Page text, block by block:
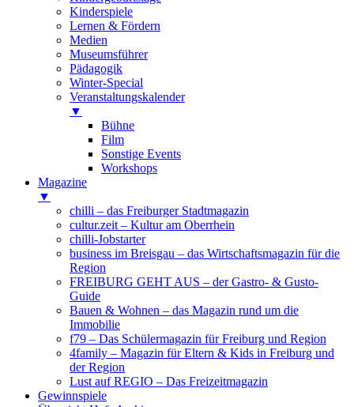
Kinderspiele
Lernen & Fördern
Medien
Museumsführer
Pädagogik
Winter-Special
Veranstaltungskalender
▼
Bühne
Film
Sonstige Events
Workshops
Magazine
▼
chilli – das Freiburger Stadtmagazin
cultur.zeit – Kultur am Oberrhein
chilli-Jobstarter
business im Breisgau – das Wirtschaftsmagazin für die
Region
FREIBURG GEHT AUS – der Gastro- & Gusto-
Guide
Bauen & Wohnen – das Magazin rund um die
Immobilie
f79 – Das Schülermagazin für Freiburg und Region
4family – Magazin für Eltern & Kids in Freiburg und
der Region
Lust auf REGIO – Das Freizeitmagazin
Gewinnspiele